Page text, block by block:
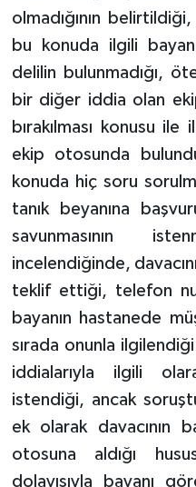
olmadığının
bu konuda ilgili
delilin bulunmadığı,
bir diğer iddia olan
bırakılması konusu
ekip otosunda
konuda hiç soru
tanık beyanına
savunmasının
incelendiğinde,
teklif ettiği, telefon
bayanın hastanede
sırada onunla
iddialarıyla ilgili
istendiği, ancak
ek olarak davacının
otosuna aldığı
dolayısıyla bayanı